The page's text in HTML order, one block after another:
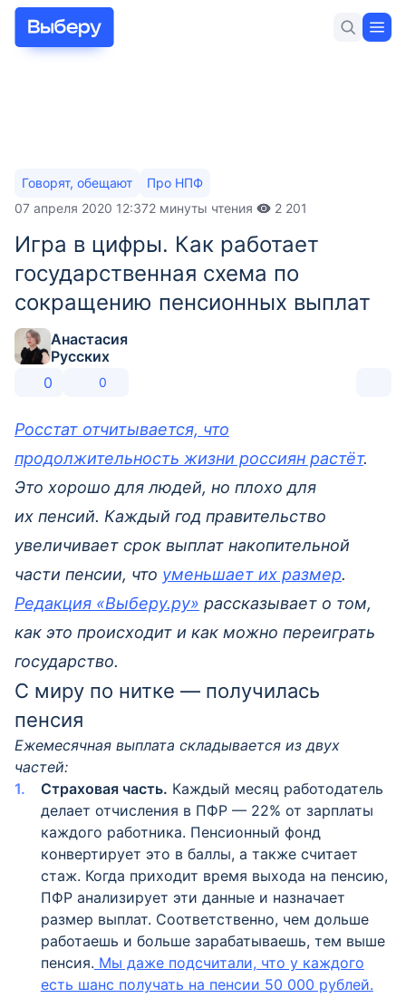
Разделы
Новости
Аналитика
Вопросы и ответы
Тесты и игры
Рубрики
Полезные советы
На злобу дня
Смотреть все
Говорят, обещают
Про НПФ
07 апреля 2020 12:372 минуты чтения 2 201
Игра в цифры. Как работает
государственная схема по
сокращению пенсионных выплат
Анастасия
Русских
0
0
Росстат отчитывается, что
продолжительность жизни россиян растёт.
Это хорошо для людей, но плохо для
их пенсий. Каждый год правительство
увеличивает срок выплат накопительной
части пенсии, что уменьшает их размер.
Редакция «Выберу.ру» рассказывает о том,
как это происходит и как можно переиграть
государство.
С миру по нитке — получилась
пенсия
Ежемесячная выплата складывается из двух
частей:
Страховая часть. Каждый месяц работодатель
делает отчисления в ПФР — 22% от зарплаты
каждого работника. Пенсионный фонд
конвертирует это в баллы, а также считает
стаж. Когда приходит время выхода на пенсию,
ПФР анализирует эти данные и назначает
размер выплат. Соответственно, чем дольше
работаешь и больше зарабатываешь, тем выше
пенсия. Мы даже подсчитали, что у каждого
есть шанс получать на пенсии 50 000 рублей.